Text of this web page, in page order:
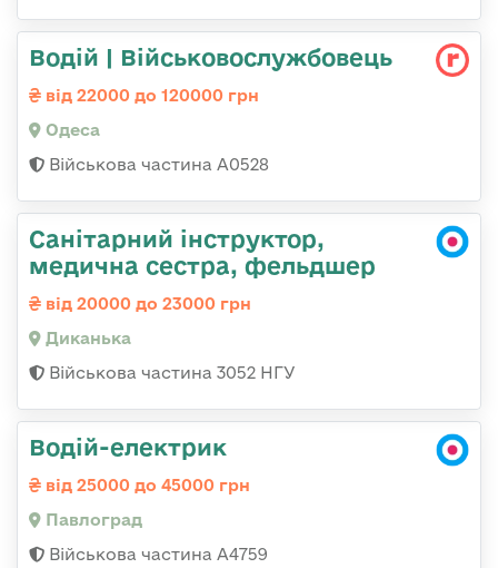
Водій | Військовослужбовець
від 22000 до 120000 грн
Одеса
Військова частина А0528
Санітарний інструктор,
медична сестра, фельдшер
від 20000 до 23000 грн
Диканька
Військова частина 3052 НГУ
Водій-електрик
від 25000 до 45000 грн
Павлоград
Військова частина А4759